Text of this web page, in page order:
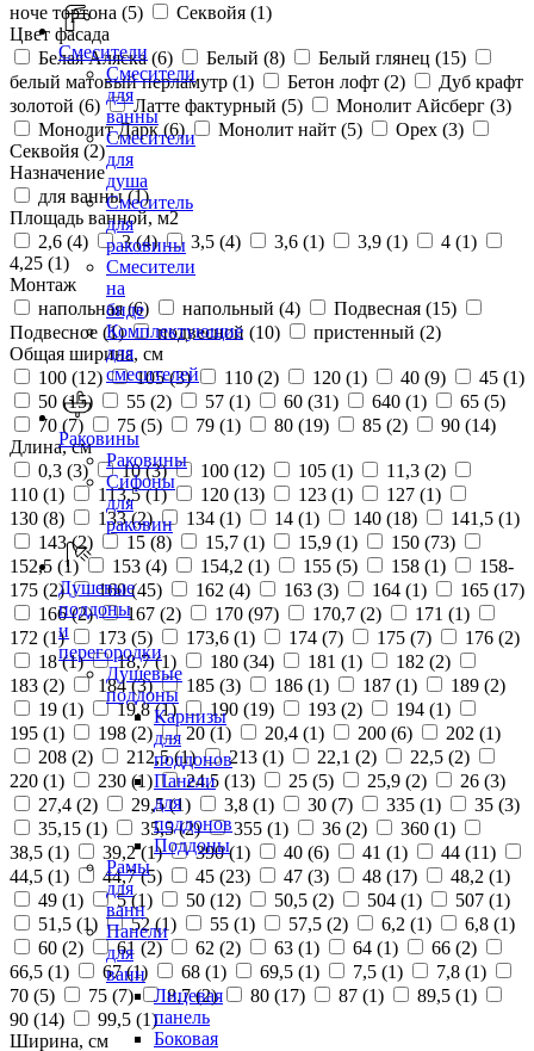
Смесители
Смесители
для
ванны
Смесители
для
душа
Смеситель
для
раковины
Смесители
на
биде
Комплектующие
для
смесителей
Раковины
Раковины
Сифоны
для
раковин
Душевые
поддоны
и
перегородки
Душевые
поддоны
Карнизы
для
поддонов
Панели
для
поддонов
Поддоны
Рамы
для
ванн
Панели
для
ванн
Лицевая
панель
Боковая
ноче тортона (5) Секвойя (1)
Цвет фасада
Белая Аляска (6) Белый (8) Белый глянец (15)
белый матовый перламутр (1) Бетон лофт (2)
Дуб крафт
золотой (6) Латте фактурный (5) Монолит Айсберг (3)
Монолит Дарк (6) Монолит найт (5) Орех (3)
Секвойя (2)
Назначение
для ванны (1)
Площадь ванной, м2
2,6 (4) 3 (4) 3,5 (4) 3,6 (1) 3,9 (1) 4 (1)
4,25 (1)
Монтаж
напольная (6) напольный (4) Подвесная (15)
Подвесное (1) подвесной (10) пристенный (2)
Общая ширина, см
100 (12) 105 (3) 110 (2) 120 (1) 40 (9) 45 (1)
50 (15) 55 (2) 57 (1) 60 (31) 640 (1) 65 (5)
70 (7) 75 (5) 79 (1) 80 (19) 85 (2) 90 (14)
Длина, см
0,3 (3) 10 (3) 100 (12) 105 (1) 11,3 (2)
110 (1) 113,5 (1) 120 (13) 123 (1) 127 (1)
130 (8) 133 (2) 134 (1) 14 (1) 140 (18) 141,5 (1)
143 (2) 15 (8) 15,7 (1) 15,9 (1) 150 (73)
152,5 (1) 153 (4) 154,2 (1) 155 (5) 158 (1)
158-
175 (2) 160 (45) 162 (4) 163 (3) 164 (1) 165 (17)
166 (2) 167 (2) 170 (97) 170,7 (2) 171 (1)
172 (1) 173 (5) 173,6 (1) 174 (7) 175 (7) 176 (2)
18 (1) 18,7 (1) 180 (34) 181 (1) 182 (2)
183 (2) 184 (3) 185 (3) 186 (1) 187 (1) 189 (2)
19 (1) 19,8 (1) 190 (19) 193 (2) 194 (1)
195 (1) 198 (2) 20 (1) 20,4 (1) 200 (6) 202 (1)
208 (2) 212,5 (1) 213 (1) 22,1 (2) 22,5 (2)
220 (1) 230 (1) 24,5 (13) 25 (5) 25,9 (2) 26 (3)
27,4 (2) 29,5 (1) 3,8 (1) 30 (7) 335 (1) 35 (3)
35,15 (1) 35,5 (2) 355 (1) 36 (2) 360 (1)
38,5 (1) 39,2 (1) 390 (1) 40 (6) 41 (1) 44 (11)
44,5 (1) 44,7 (5) 45 (23) 47 (3) 48 (17) 48,2 (1)
49 (1) 5 (1) 50 (12) 50,5 (2) 504 (1) 507 (1)
51,5 (1) 52 (1) 55 (1) 57,5 (2) 6,2 (1) 6,8 (1)
60 (2) 61 (2) 62 (2) 63 (1) 64 (1) 66 (2)
66,5 (1) 67 (1) 68 (1) 69,5 (1) 7,5 (1) 7,8 (1)
70 (5) 75 (7) 8,7 (2) 80 (17) 87 (1) 89,5 (1)
90 (14) 99,5 (1)
Ширина, см